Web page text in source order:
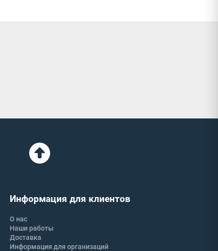
Информация для клиентов
О нас
Наши работы
Доставка
Информация для организаций